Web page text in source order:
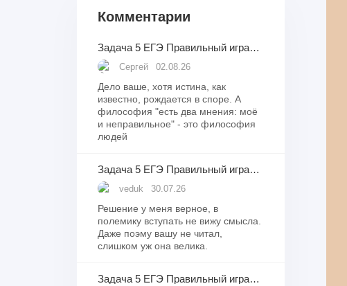
Комментарии
Задача 5 ЕГЭ Правильный игральный кубик бросили десять раз. Известно, что в какой-то момент сумма выпавших при бросаниях очков оказалась равна 4.
Сергей 02.08.26
Дело ваше, хотя истина, как
известно, рождается в споре. А
философия "есть два мнения: моё
и неправильное" - это философия
людей
Задача 5 ЕГЭ Правильный игральный кубик бросили десять раз. Известно, что в какой-то момент сумма выпавших при бросаниях очков оказалась равна 4.
veduk 30.07.26
Решение у меня верное, в
полемику вступать не вижу смысла.
Даже поэму вашу не читал,
слишком уж она велика.
Задача 5 ЕГЭ Правильный игральный кубик бросили десять раз. Известно, что в какой-то момент сумма выпавших при бросаниях очков оказалась равна 4.